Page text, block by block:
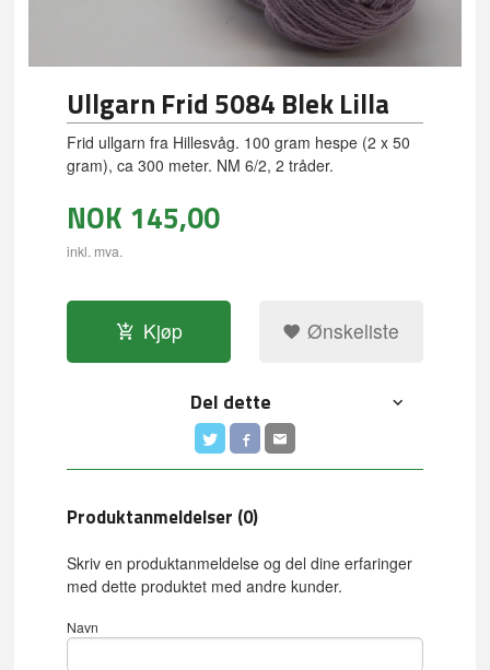
Ullgarn Frid 5084 Blek Lilla
Frid ullgarn fra Hillesvåg. 100 gram hespe (2 x 50
gram), ca 300 meter. NM 6/2, 2 tråder.
NOK 145,00
inkl. mva.
Kjøp Ønskeliste
Del dette
Produktanmeldelser (0)
Skriv en produktanmeldelse og del dine erfaringer
med dette produktet med andre kunder.
Navn